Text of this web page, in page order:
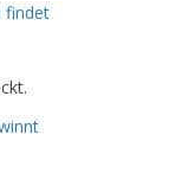
findet